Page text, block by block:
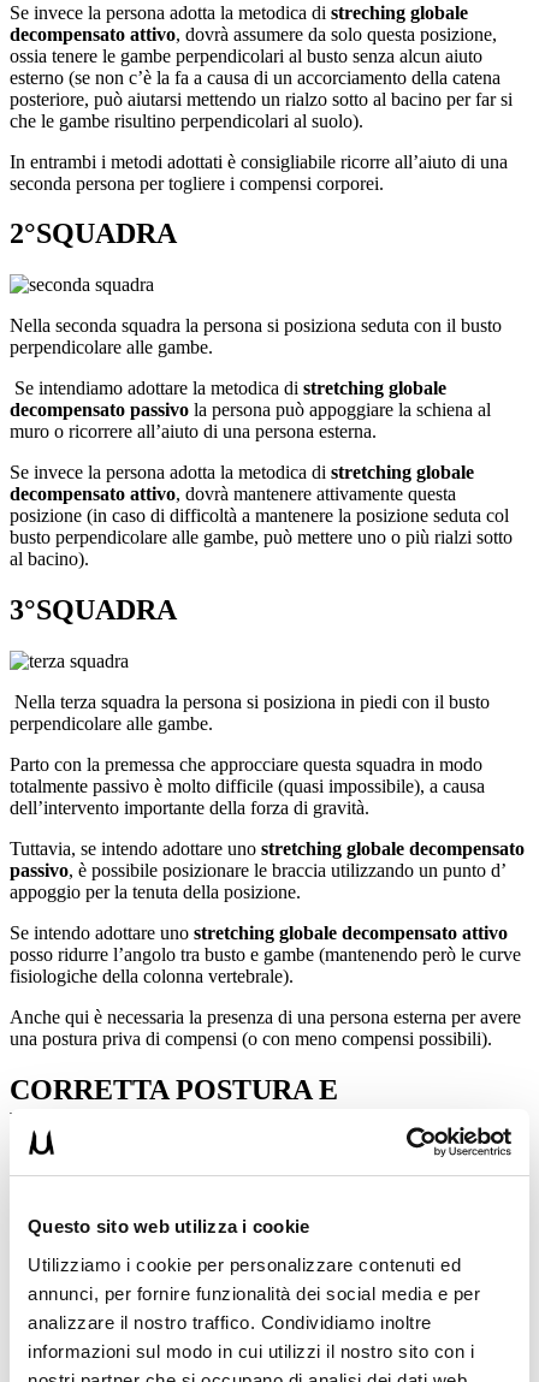
Questo sito web utilizza i cookie
Utilizziamo i cookie per personalizzare contenuti ed
annunci, per fornire funzionalità dei social media e per
analizzare il nostro traffico. Condividiamo inoltre
informazioni sul modo in cui utilizzi il nostro sito con i
Se invece la persona adotta la metodica di streching globale
decompensato attivo, dovrà assumere da solo questa posizione,
ossia tenere le gambe perpendicolari al busto senza alcun aiuto
esterno (se non c’è la fa a causa di un accorciamento della catena
posteriore, può aiutarsi mettendo un rialzo sotto al bacino per far si
che le gambe risultino perpendicolari al suolo).
In entrambi i metodi adottati è consigliabile ricorre all’aiuto di una
seconda persona per togliere i compensi corporei.
2°SQUADRA
Nella seconda squadra la persona si posiziona seduta con il busto
perpendicolare alle gambe.
Se intendiamo adottare la metodica di stretching globale
decompensato passivo la persona può appoggiare la schiena al
muro o ricorrere all’aiuto di una persona esterna.
Se invece la persona adotta la metodica di stretching globale
decompensato attivo, dovrà mantenere attivamente questa
posizione (in caso di difficoltà a mantenere la posizione seduta col
busto perpendicolare alle gambe, può mettere uno o più rialzi sotto
al bacino).
3°SQUADRA
Nella terza squadra la persona si posiziona in piedi con il busto
perpendicolare alle gambe.
Parto con la premessa che approcciare questa squadra in modo
totalmente passivo è molto difficile (quasi impossibile), a causa
dell’intervento importante della forza di gravità.
Tuttavia, se intendo adottare uno stretching globale decompensato
passivo, è possibile posizionare le braccia utilizzando un punto d’
appoggio per la tenuta della posizione.
Se intendo adottare uno stretching globale decompensato attivo
posso ridurre l’angolo tra busto e gambe (mantenendo però le curve
fisiologiche della colonna vertebrale).
Anche qui è necessaria la presenza di una persona esterna per avere
una postura priva di compensi (o con meno compensi possibili).
CORRETTA POSTURA E
RESPIRAZIONE
Probabilmente hai sentito qualche volta parlare di tutte le
respirazione scorretta.
Non a casouno dei punti fondamentali adottati nei trattamenti
di rieducazione posturale
(sia attivo ma soprattutto passivo) è la
respirazione diaframmatica (ho scritto un interessante articolo dove ti
parlo approfonditamente dei suoi benefici, lo troviqui)
STRETCHING GLOBALE